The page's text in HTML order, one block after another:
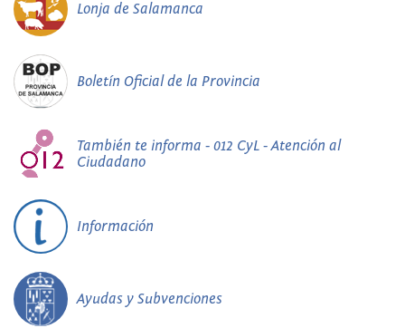
Lonja de Salamanca
Boletín Oficial de la Provincia
También te informa - 012 CyL - Atención al
Ciudadano
Información
Ayudas y Subvenciones